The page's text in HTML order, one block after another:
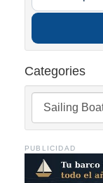
Categories
PUBLICIDAD